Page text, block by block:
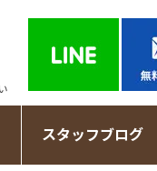
スタッフブログ